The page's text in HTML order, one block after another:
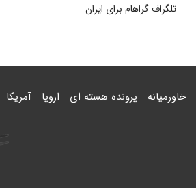
تلگراف گراهام برای ایران
خاورمیانه پرونده هسته ای اروپا آمریکا